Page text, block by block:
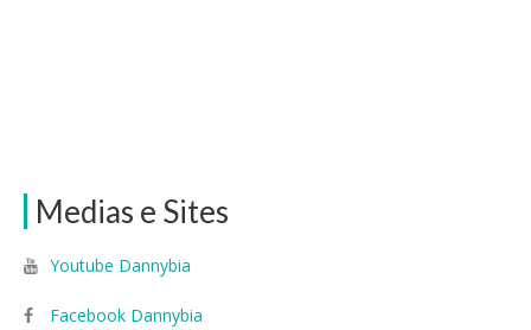
Medias e Sites
Youtube Dannybia
Facebook Dannybia